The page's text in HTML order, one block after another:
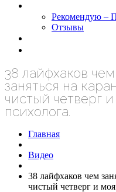
Рекомендую
Отзывы
38 лайфхаков чем
заняться на
чистый четверг
психолога.
Главная
Видео
38 лайфхаков чем
чистый четверг и